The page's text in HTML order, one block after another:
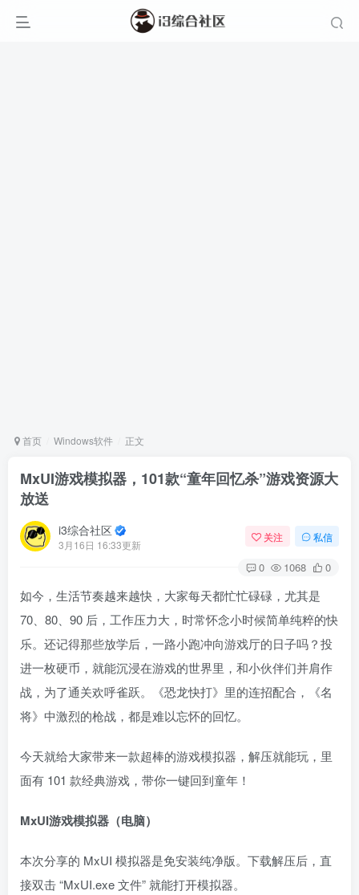
首页 Windows软件 正文
MxUI游戏模拟器，101款“童年回忆杀”游戏资源大
放送
i3综合社区
3月16日 16:33更新
关注 私信
0 1068 0
如今，生活节奏越来越快，大家每天都忙忙碌碌，尤其是
70、80、90 后，工作压力大，时常怀念小时候简单纯粹的快
乐。还记得那些放学后，一路小跑冲向游戏厅的日子吗？投
进一枚硬币，就能沉浸在游戏的世界里，和小伙伴们并肩作
战，为了通关欢呼雀跃。《恐龙快打》里的连招配合，《名
将》中激烈的枪战，都是难以忘怀的回忆。
今天就给大家带来一款超棒的游戏模拟器，解压就能玩，里
面有 101 款经典游戏，带你一键回到童年！
MxUI游戏模拟器（电脑）
本次分享的 MxUI 模拟器是免安装纯净版。下载解压后，直
接双击 “MxUI.exe 文件” 就能打开模拟器。